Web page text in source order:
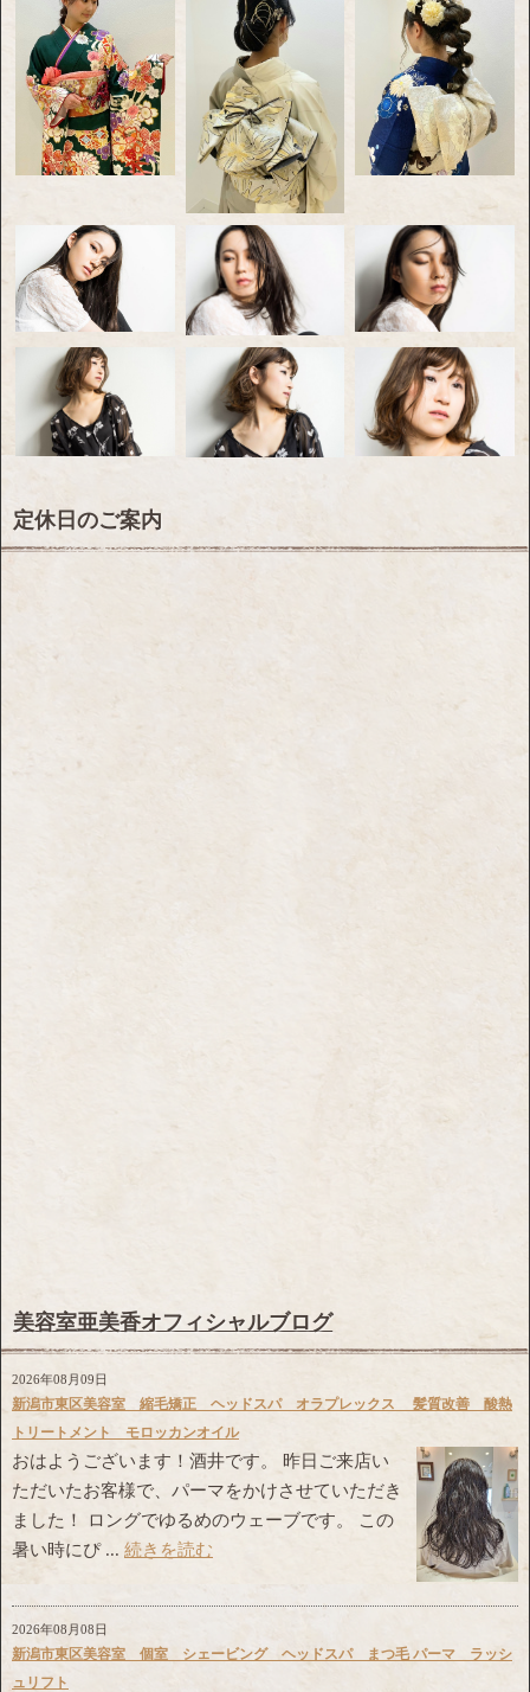
定休日のご案内
美容室亜美香オフィシャルブログ
2026年08月09日
新潟市東区美容室 縮毛矯正 ヘッドスパ オラプレックス 髪質改善 酸熱
トリートメント モロッカンオイル
おはようございます！酒井です。 昨日ご来店い
ただいたお客様で、パーマをかけさせていただき
ました！ ロングでゆるめのウェーブです。 この
暑い時にぴ ... 続きを読む
2026年08月08日
新潟市東区美容室 個室 シェービング ヘッドスパ まつ毛 パーマ ラッシ
ュリフト